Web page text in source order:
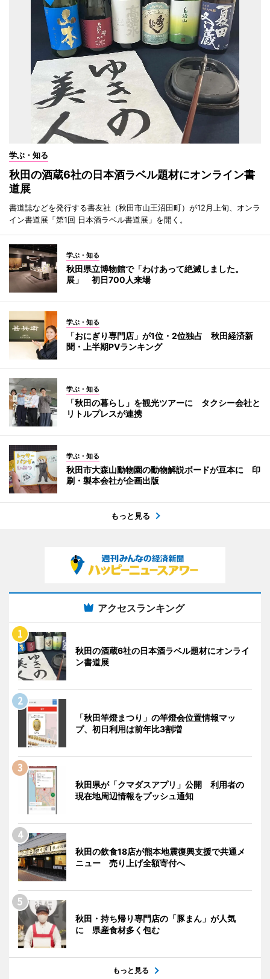
学ぶ・知る
秋田の酒蔵6社の日本酒ラベル題材にオンライン書
道展
書道誌などを発行する書友社（秋田市山王沼田町）が12月上旬、オンラ
イン書道展「第1回 日本酒ラベル書道展」を開く。
学ぶ・知る
秋田県立博物館で「わけあって絶滅しました。
展」 初日700人来場
学ぶ・知る
「おにぎり専門店」が1位・2位独占 秋田経済新
聞・上半期PVランキング
学ぶ・知る
「秋田の暮らし」を観光ツアーに タクシー会社と
リトルプレスが連携
学ぶ・知る
秋田市大森山動物園の動物解説ボードが豆本に 印
刷・製本会社が企画出版
もっと見る
アクセスランキング
秋田の酒蔵6社の日本酒ラベル題材にオンライ
ン書道展
「秋田竿燈まつり」の竿燈会位置情報マッ
プ、初日利用は前年比3割増
秋田県が「クマダスアプリ」公開 利用者の
現在地周辺情報をプッシュ通知
秋田の飲食18店が熊本地震復興支援で共通メ
ニュー 売り上げ全額寄付へ
秋田・持ち帰り専門店の「豚まん」が人気
に 県産食材多く包む
もっと見る